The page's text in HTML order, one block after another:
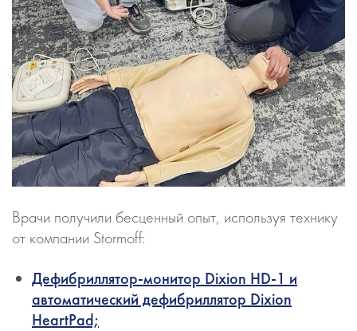
Врачи получили бесценный опыт, используя технику
от компании Stormoff:
Дефибриллятор-монитор Dixion HD-1 и
автоматический дефибриллятор Dixion
HeartPad;